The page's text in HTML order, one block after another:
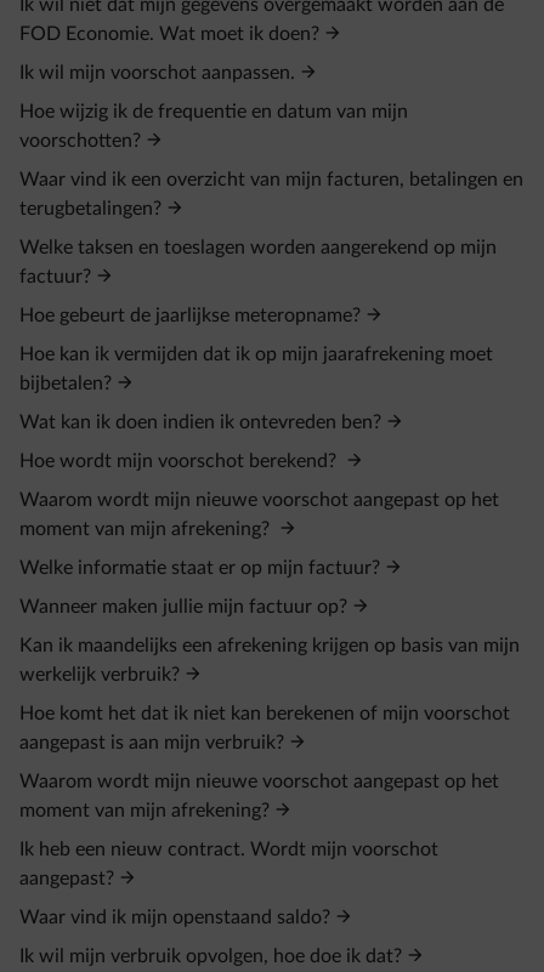
Ik wil niet dat mijn gegevens overgemaakt worden aan de
FOD Economie. Wat moet ik doen?
Ik wil mijn voorschot aanpassen.
Hoe wijzig ik de frequentie en datum van mijn
voorschotten?
Waar vind ik een overzicht van mijn facturen, betalingen en
terugbetalingen?
Welke taksen en toeslagen worden aangerekend op mijn
factuur?
Hoe gebeurt de jaarlijkse meteropname?
Hoe kan ik vermijden dat ik op mijn jaarafrekening moet
bijbetalen?
Wat kan ik doen indien ik ontevreden ben?
Hoe wordt mijn voorschot berekend?
Waarom wordt mijn nieuwe voorschot aangepast op het
moment van mijn afrekening?
Welke informatie staat er op mijn factuur?
Wanneer maken jullie mijn factuur op?
Kan ik maandelijks een afrekening krijgen op basis van mijn
werkelijk verbruik?
Hoe komt het dat ik niet kan berekenen of mijn voorschot
aangepast is aan mijn verbruik?
Waarom wordt mijn nieuwe voorschot aangepast op het
moment van mijn afrekening?
Ik heb een nieuw contract. Wordt mijn voorschot
aangepast?
Waar vind ik mijn openstaand saldo?
Ik wil mijn verbruik opvolgen, hoe doe ik dat?